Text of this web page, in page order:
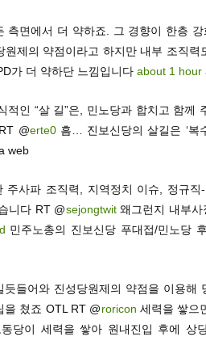
측면에서 더 약하죠. 그 경향이 한층
원제의 약점이라고 하지만 내부 조직력
가 더 약하단 느낌입니다 about 1 hour
적인 “살 길”은, 민노당과 합치고 함께
@erte0흠… 진보신당의 살길은 ‘복
web
주사파 조직력, 지역정치 이슈, 정규직
니다 RT @sejongtwit왜그런지 내부사
민주노총의 진보신당 푸대접/민노당
듯들어와 진성당원제의 약점을 이용해
을 쳤죠 OTL RT @roricon 세력을 쌓으
당이 세력을 쌓아 원내진입 후에 상